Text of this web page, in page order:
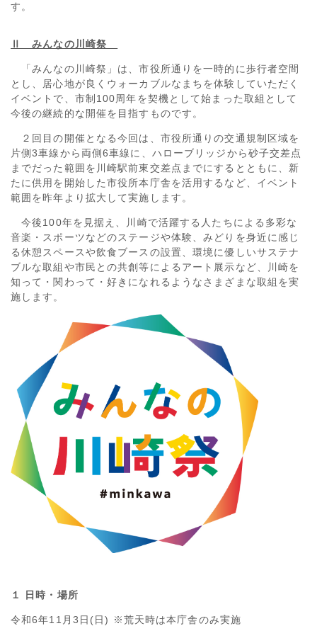
す。
Ⅱ みんなの川崎祭
「みんなの川崎祭」は、市役所通りを一時的に歩行者空間
とし、居心地が良くウォーカブルなまちを体験していただく
イベントで、市制100周年を契機として始まった取組として
今後の継続的な開催を目指すものです。
２回目の開催となる今回は、市役所通りの交通規制区域を
片側3車線から両側6車線に、ハローブリッジから砂子交差点
までだった範囲を川崎駅前東交差点までにするとともに、新
たに供用を開始した市役所本庁舎を活用するなど、イベント
範囲を昨年より拡大して実施します。
今後100年を見据え、川崎で活躍する人たちによる多彩な
音楽・スポーツなどのステージや体験、みどりを身近に感じ
る休憩スペースや飲食ブースの設置、環境に優しいサステナ
ブルな取組や市民との共創等によるアート展示など、川崎を
知って・関わって・好きになれるようなさまざまな取組を実
施します。
１ 日時・場所
令和6年11月3日(日) ※荒天時は本庁舎のみ実施